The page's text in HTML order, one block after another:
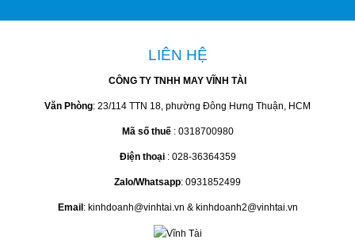
LIÊN HỆ
CÔNG TY TNHH MAY VĨNH TÀI
Văn Phòng: 23/114 TTN 18, phường Đông Hưng Thuận, HCM
Mã số thuế : 0318700980
Điện thoại : 028-36364359
Zalo/Whatsapp: 0931852499
Email : kinhdoanh@vinhtai.vn & kinhdoanh2@vinhtai.vn